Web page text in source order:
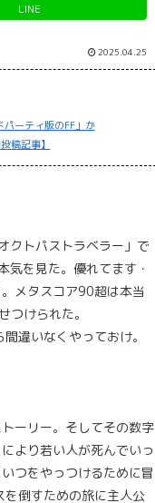
LINE
2025.04.25
ーティ版のFF」か
稿記事】
クトパストラベラー」で
を見た。優れてます・
メタスコア90超は本当
けられた。
違いなくやっておけ。
ーリー。そしてその数字
より若い人が死んでいっ
つをやっつけるために冒
倒すための旅に主人公